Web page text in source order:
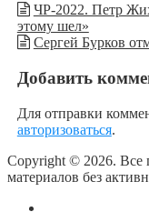
ЧР-2022. Петр
этому шел»
Сергей Бурков
Добавить
Для отправки
авторизоваться.
Copyright © 2026. Все
материалов без